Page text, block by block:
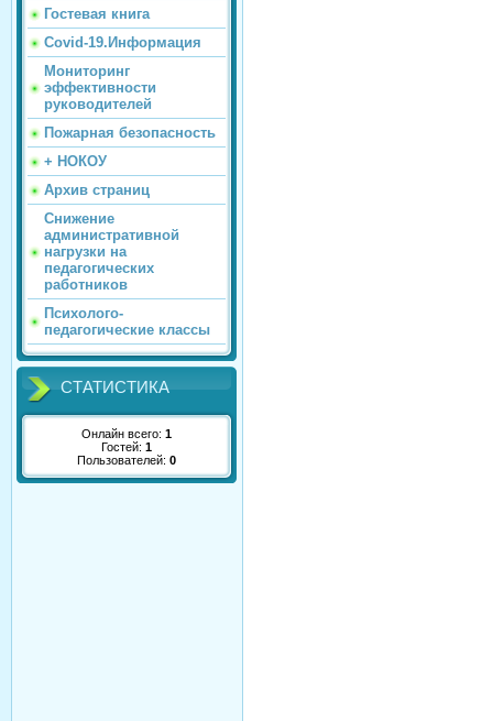
Гостевая книга
Covid-19.Информация
Мониторинг
эффективности
руководителей
Пожарная безопасность
+ НОКОУ
Архив страниц
Снижение
административной
нагрузки на
педагогических
работников
Психолого-
педагогические классы
СТАТИСТИКА
Онлайн всего: 1
Гостей: 1
Пользователей: 0